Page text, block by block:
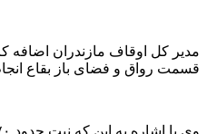
مدیر کل اوقاف مازندران اضافه
قسمت رواق و فضای باز بقاع